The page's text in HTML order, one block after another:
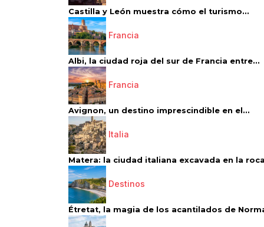
Castilla y León muestra cómo el turismo...
Francia
Albi, la ciudad roja del sur de Francia entre...
Francia
Avignon, un destino imprescindible en el...
Italia
Matera: la ciudad italiana excavada en la
Destinos
Étretat, la magia de los acantilados de